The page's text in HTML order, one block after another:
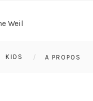
KIDS A PROPOS